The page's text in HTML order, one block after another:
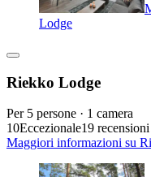
Lodge
Riekko Lodge
Per 5 persone · 1 camera
10Eccezionale19 recensioni
Maggiori informazioni su